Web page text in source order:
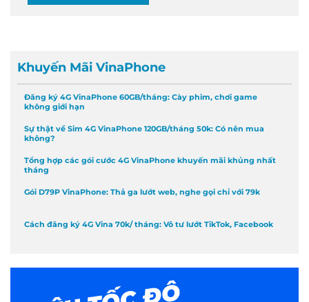
Khuyến Mãi VinaPhone
Đăng ký 4G VinaPhone 60GB/tháng: Cày phim, chơi game
không giới hạn
Sự thật về Sim 4G VinaPhone 120GB/tháng 50k: Có nên mua
không?
Tổng hợp các gói cước 4G VinaPhone khuyến mãi khủng nhất
tháng
Gói D79P VinaPhone: Thả ga lướt web, nghe gọi chỉ với 79k
Cách đăng ký 4G Vina 70k/ tháng: Vô tư lướt TikTok, Facebook